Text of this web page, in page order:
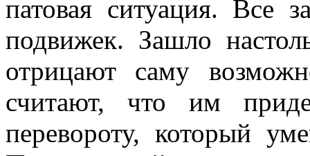
патовая ситуация. Все
подвижек. Зашло
отрицают саму
считают, что им
перевороту, который